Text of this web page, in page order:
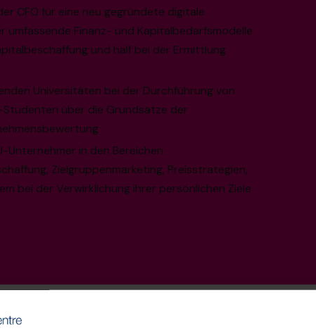
CFO für eine neu gegründete digitale
Finanz- und Kapitalbedarfsmodelle
und half bei der Ermittlung
Universitäten bei der Durchführung von
über die Grundsätze der
in den Bereichen
Zielgruppenmarketing, Preisstrategien,
bei der Verwirklichung ihrer persönlichen Ziele